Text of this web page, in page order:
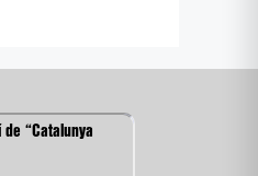
“Catalunya